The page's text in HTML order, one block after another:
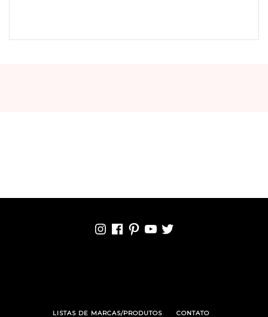
INSTAGRAM
FACEBOOK
PINTEREST
YOUTUBETWITTER
LISTAS DE MARCAS/PRODUTOS CONTATO